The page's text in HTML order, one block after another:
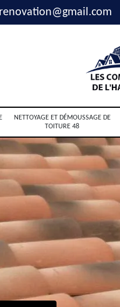
NETTOYAGE ET DÉMOUSSAGE DE
TOITURE 48